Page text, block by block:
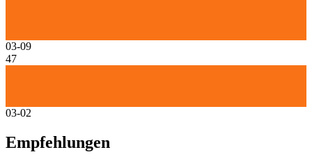
03-09
47
03-02
Empfehlungen